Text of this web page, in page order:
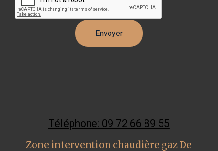
Téléphone: 09 72 66 89 55
Zone intervention chaudière gaz De